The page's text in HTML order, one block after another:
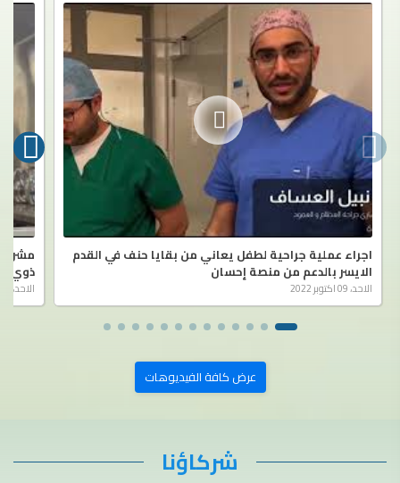
اجراء عملية جراحية لطفل يعاني من بقايا حنف في القدم
الايسر بالدعم من منصة إحسان
الاحد، 09 اكتوبر 2022
ذوي
الاحد، 09 اكتوبر 2022
عرض كافة الفيديوهات
شركاؤنا